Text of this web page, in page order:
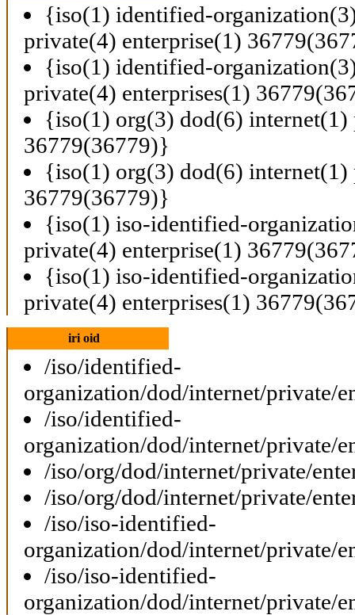
{iso(1) identified-
private(4) enterprise(1)
{iso(1) identified-
private(4) enterprises(1)
{iso(1) org(3) dod(6) internet(1)
36779(36779)}
{iso(1) org(3) dod(6) internet(1)
36779(36779)}
{iso(1) iso-identified-
private(4) enterprise(1)
{iso(1) iso-identified-
private(4) enterprises(1)
iri oid
/iso/identified-
organization/dod/internet/private/
/iso/identified-
organization/dod/internet/private/
/iso/org/dod/internet/private/
/iso/org/dod/internet/private/
/iso/iso-identified-
organization/dod/internet/private/
/iso/iso-identified-
organization/dod/internet/private/